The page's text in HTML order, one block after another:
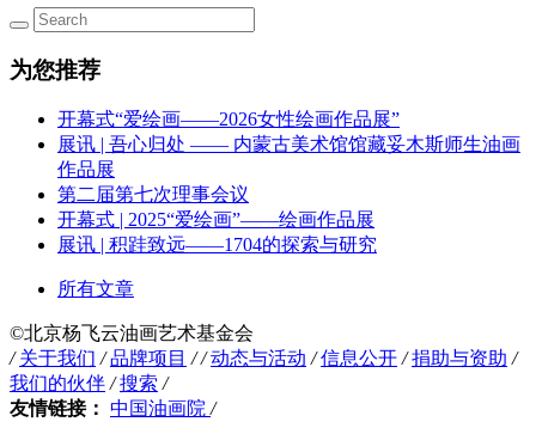
为您推荐
开幕式“爱绘画——2026女性绘画作品展”
展讯 | 吾心归处 —— 内蒙古美术馆馆藏妥木斯师生油画
作品展
第二届第七次理事会议
开幕式 | 2025“爱绘画”——绘画作品展
展讯 | 积跬致远——1704的探索与研究
所有文章
©️北京杨飞云油画艺术基金会
/ 关于我们 / 品牌项目 / / 动态与活动 / 信息公开 / 捐助与资助 /
我们的伙伴 / 搜索 /
友情链接： 中国油画院 /